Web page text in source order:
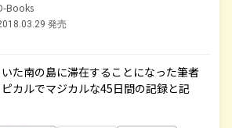
Books
発売
た南の島に滞在することになった筆者
カルでマジカルな45日間の記録と記